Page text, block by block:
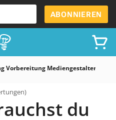
ABONNIEREN
Vorbereitung Mediengestalter
du